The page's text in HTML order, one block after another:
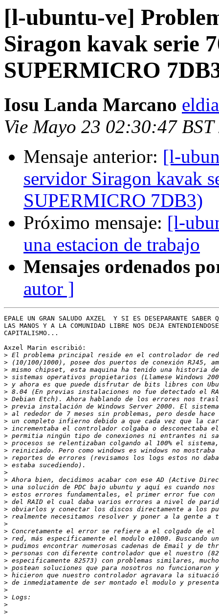
[l-ubuntu-ve]
Siragon kavak serie
SUPERMICRO
Iosu Landa Marcano
Vie Mayo 23 02:30:47 BST
Mensaje anterior: [l-
servidor Siragon kavak
SUPERMICRO 7DB3)
Próximo mensaje: [l-
una estacion de trabajo
Mensajes ordenados
autor ]
EPALE UN GRAN SALUDO AXZEL  Y SI ES DESEPARANTE
LAS MANOS Y A LA COMUNIDAD LIBRE NOS DEJA
CAPITALISMO...
Axzel Marin escribió:
>
>
>
>
>
>
>
>
>
>
>
>
>
>
>
>
>
>
>
>
>
>
>
>
>
>
>
>
>
>
>
>
>
>
>
>